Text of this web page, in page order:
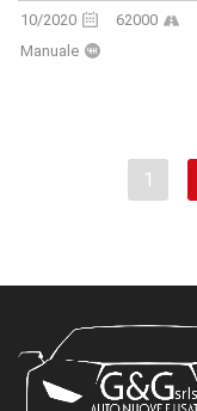
10/2020 62000
Manuale
1